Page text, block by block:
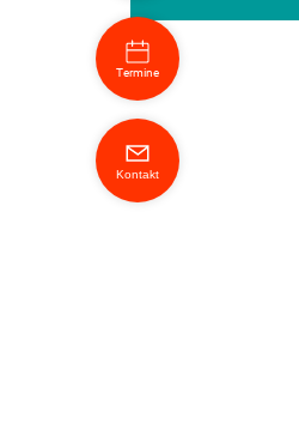
Termine
Kontakt